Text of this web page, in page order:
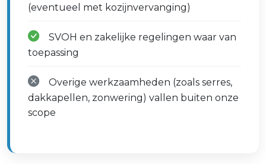
(eventueel met kozijnvervanging)
SVOH en zakelijke regelingen waar van
toepassing
Overige werkzaamheden (zoals serres,
dakkapellen, zonwering) vallen buiten onze
scope